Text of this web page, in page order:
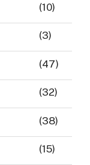
(10)
(3)
(47)
(32)
(38)
(15)